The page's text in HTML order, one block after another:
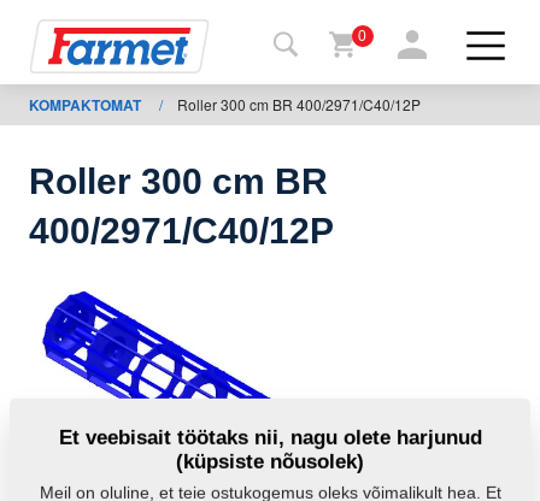
Farmeti
pood
Minu
masinad
Allalaadimiseks
0
KOMPAKTOMAT / Roller 300 cm BR 400/2971/C40/12P
Roller 300 cm BR
400/2971/C40/12P
Et veebisait töötaks nii, nagu olete harjunud
(küpsiste nõusolek)
Meil on oluline, et teie ostukogemus oleks võimalikult hea. Et